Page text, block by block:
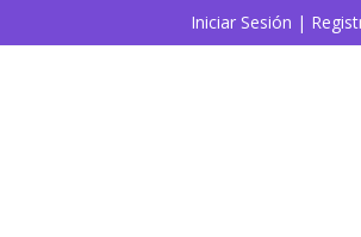
Iniciar Sesión |